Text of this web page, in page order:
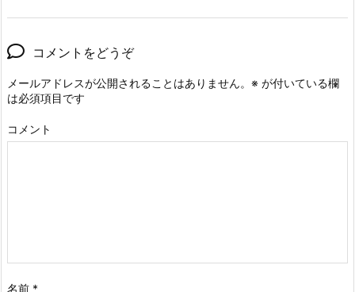
コメントをどうぞ
メールアドレスが公開されることはありません。 ※ が付いている欄
は必須項目です
コメント
名前 *